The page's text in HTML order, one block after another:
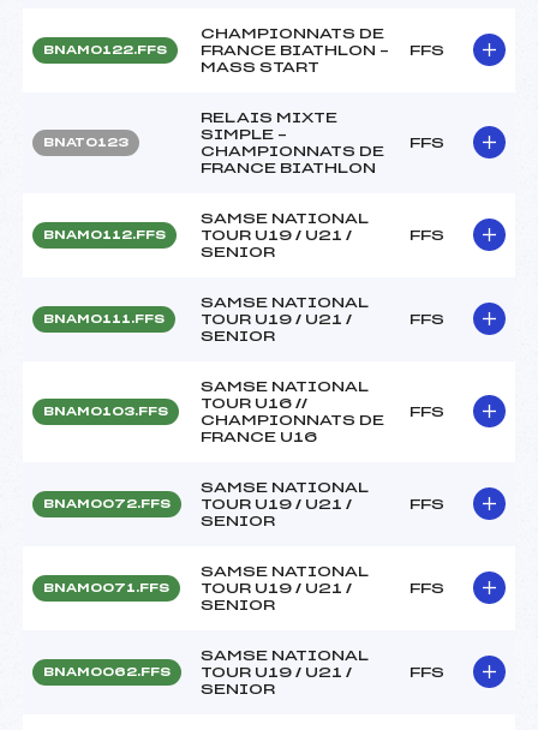
BNAM0122.FFS
CHAMPIONNATS DE
FRANCE BIATHLON –
MASS START
FFS
BNAT0123
RELAIS MIXTE
SIMPLE –
CHAMPIONNATS DE
FRANCE BIATHLON
FFS
BNAM0112.FFS
SAMSE NATIONAL
TOUR U19 / U21 /
SENIOR
FFS
BNAM0111.FFS
SAMSE NATIONAL
TOUR U19 / U21 /
SENIOR
FFS
BNAM0103.FFS
SAMSE NATIONAL
TOUR U16 //
CHAMPIONNATS DE
FRANCE U16
FFS
BNAM0072.FFS
SAMSE NATIONAL
TOUR U19 / U21 /
SENIOR
FFS
BNAM0071.FFS
SAMSE NATIONAL
TOUR U19 / U21 /
SENIOR
FFS
BNAM0062.FFS
SAMSE NATIONAL
TOUR U19 / U21 /
SENIOR
FFS